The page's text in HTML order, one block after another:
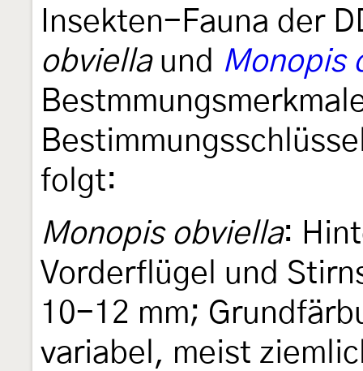
Insekten-Fauna der
obviellaund Monopis
folgt:
Monopis obviella:
Vorderflügel und
10-12 mm;
variabel, meist